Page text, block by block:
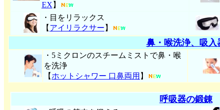
EX 】
・目をリラックス
【 アイリラクサー 】
鼻・喉洗浄、吸入
・5ミクロンのスチームミストで鼻・喉
を洗浄
【 ホットシャワー 口鼻両用 】
呼吸器の鍛錬